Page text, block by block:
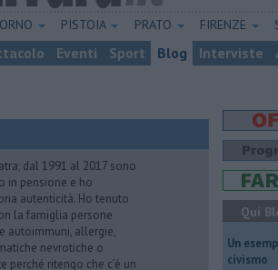
PISTOIA PRATO FIRENZE
Eventi Sport Blog Interviste
dal 1991 al 2017 sono
in pensione e ho
autenticità. Ho tenuto
la famiglia persone
autoimmuni, allergie,
nevrotiche o
ritengo che c’è un
Qui
​Un
civismo